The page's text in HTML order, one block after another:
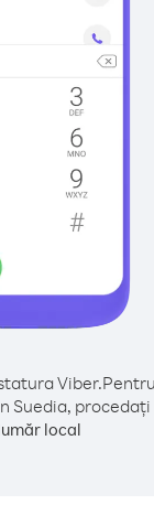
Viber.
Suedia, procedați
local